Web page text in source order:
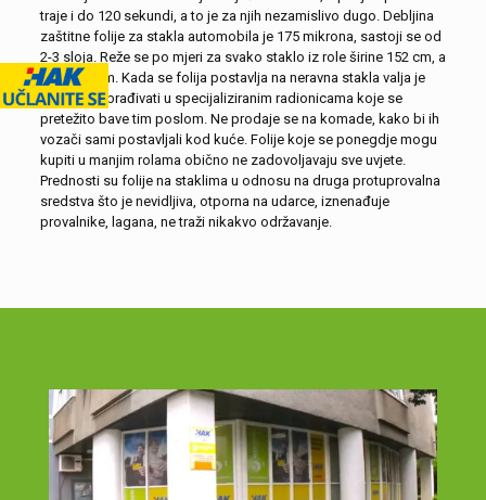
traje i do 120 sekundi, a to je za njih nezamislivo dugo. Debljina
zaštitne folije za stakla automobila je 175 mikrona, sastoji se od
2-3 sloja. Reže se po mjeri za svako staklo iz role širine 152 cm, a
duljine 30 m. Kada se folija postavlja na neravna stakla valja je
toplinski obrađivati u specijaliziranim radionicama koje se
pretežito bave tim poslom. Ne prodaje se na komade, kako bi ih
vozači sami postavljali kod kuće. Folije koje se ponegdje mogu
kupiti u manjim rolama obično ne zadovoljavaju sve uvjete.
Prednosti su folije na staklima u odnosu na druga protuprovalna
sredstva što je nevidljiva, otporna na udarce, iznenađuje
provalnike, lagana, ne traži nikakvo održavanje.